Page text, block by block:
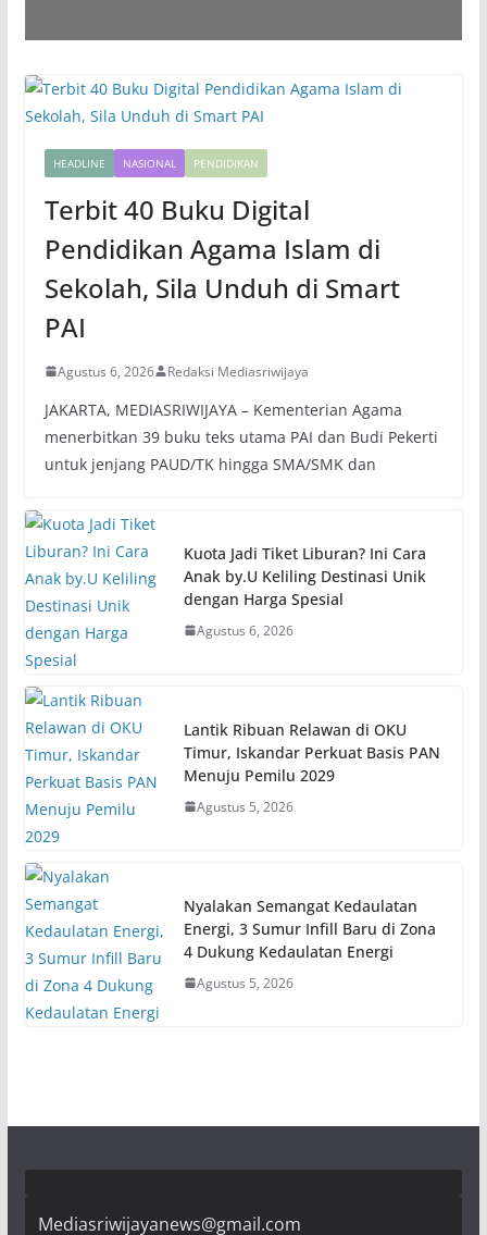
HEADLINE NASIONAL PENDIDIKAN
Terbit 40 Buku Digital
Pendidikan Agama Islam di
Sekolah, Sila Unduh di Smart
PAI
Agustus 6, 2026 Redaksi Mediasriwijaya
JAKARTA, MEDIASRIWIJAYA – Kementerian Agama
menerbitkan 39 buku teks utama PAI dan Budi Pekerti
untuk jenjang PAUD/TK hingga SMA/SMK dan
Kuota Jadi Tiket Liburan? Ini Cara
Anak by.U Keliling Destinasi Unik
dengan Harga Spesial
Agustus 6, 2026
Lantik Ribuan Relawan di OKU
Timur, Iskandar Perkuat Basis PAN
Menuju Pemilu 2029
Agustus 5, 2026
Nyalakan Semangat Kedaulatan
Energi, 3 Sumur Infill Baru di Zona
4 Dukung Kedaulatan Energi
Agustus 5, 2026
Mediasriwijayanews@gmail.com